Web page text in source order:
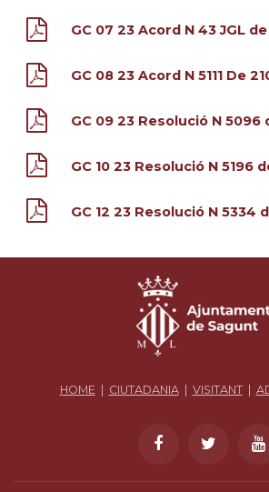
GC 07 23 Acord N 43 JGL
GC 08 23 Acord N 5111 De
GC 09 23 Resolució N 5096
GC 10 23 Resolució N 5196
GC 12 23 Resolució N 5334
HOME | CIUTADANIA| VISITANT|